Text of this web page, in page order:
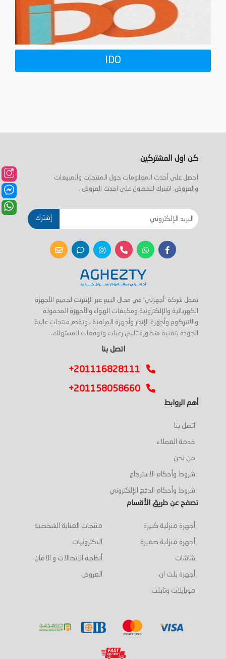
IDO
كن اول المشتركين
احصل على أحدث المعلومات حول المنتجات والمبيعات
والعروض. اشترك للحصول على احدث العروض .
إشترك
تعمل شركة 'أجهزتي' في مجال البيع عبر الإنترنت لجميع الأجهزة
الكهربائية والإلكترونية ومكيفات الهواء والأجهزة المحمولة
والانتركوم وأجهزة الإنذار وأجهزة المراقبة ، وتقدم منتجات عالية
الجودة بتقنية متطورة تلبي رغبات وتوقعات المستهلك.
اتصل بنا
+201116828111
+201158058660
أهم الروابط
اتصل بنا
خدمة العملاء
من نحن
شروط وأحكام الاسترجاع
شروط وأحكام الدفع الإلكتروني
تصفح عن طريق الأقسام
أجهزة منزلية كبيرة
أجهزة منزلية صغيرة
شاشات
أجهزة بلت ان
موبايلات وتابلت
منتجات العناية الشخصية
اليكترونيات
أنظمة الاتصالات و الامان
العروض